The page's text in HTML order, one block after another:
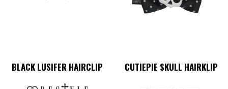
BLACK LUSIFER HAIRCLIP CUTIEPIE SKULL HAIRKLIP